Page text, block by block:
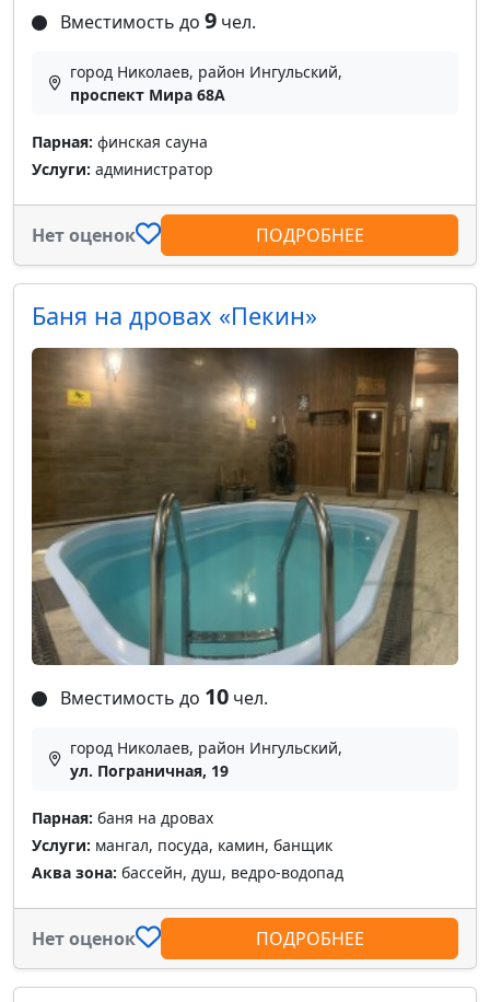
Вместимость до 9 чел.
город Николаев, район Ингульский,
проспект Мира 68А
Парная: финская сауна
Услуги: администратор
Нет оценок ПОДРОБНЕЕ
Баня на дровах «Пекин»
Вместимость до 10 чел.
город Николаев, район Ингульский,
ул. Пограничная, 19
Парная: баня на дровах
Услуги: мангал, посуда, камин, банщик
Аква зона: бассейн, душ, ведро-водопад
Нет оценок ПОДРОБНЕЕ